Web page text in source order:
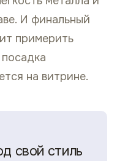
И финальный
примерить
на витрине.
свой стиль